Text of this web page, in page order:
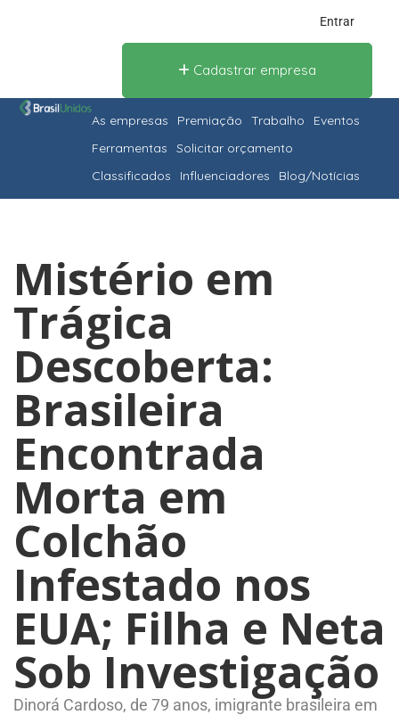
Entrar
Cadastrar empresa
As empresas Premiação Trabalho
Eventos
Ferramentas
Solicitar orçamento
Classificados
Influenciadores Blog/Notícias
Mistério em
Trágica
Descoberta:
Brasileira
Encontrada
Morta em
Colchão
Infestado nos
EUA; Filha e Neta
Sob Investigação
Dinorá Cardoso, de 79 anos, imigrante brasileira em